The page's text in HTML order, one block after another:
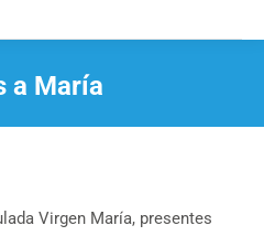
a María
Virgen María, presentes